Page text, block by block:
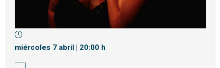
Diapositiva 1 de 1
miércoles 7 abril| 20:00 h